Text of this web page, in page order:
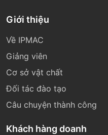
Giới thiệu
Về IPMAC
Giảng viên
Cơ sở vật chất
Đối tác đào tạo
Câu chuyện thành công
Khách hàng doanh